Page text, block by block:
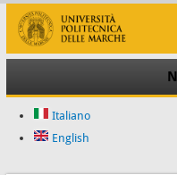
Italiano
English